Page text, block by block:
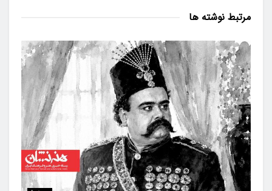
مرتبط نوشته ها